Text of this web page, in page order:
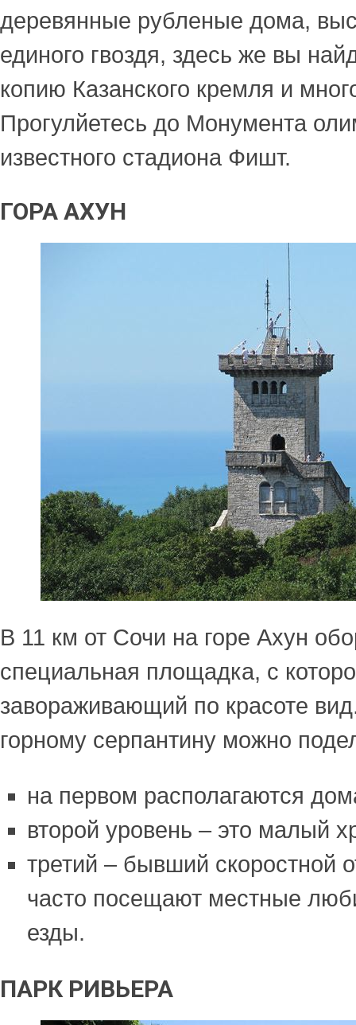
деревянные рубленые дома,
единого гвоздя, здесь же вы
копию Казанского кремля и
Прогулйетесь до Монумента
известного стадиона Фишт.
ГОРА АХУН
В 11 км от Сочи на горе Ахун
специальная площадка, с
завораживающий по красоте
горному серпантину можно
на первом располагаются
второй уровень – это малый
третий – бывший скоростной
часто посещают местные
езды.
ПАРК РИВЬЕРА